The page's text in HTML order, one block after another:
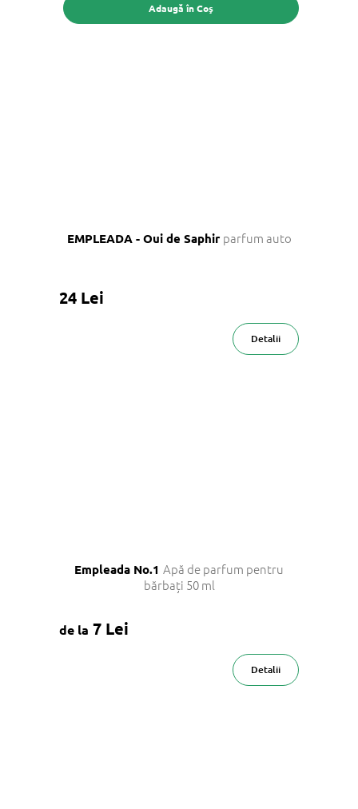
Adaugă în Coş
EMPLEADA - Oui de Saphir parfum auto
24 Lei
Detalii
Empleada No.1 Apă de parfum pentru
bărbați 50 ml
de la 7 Lei
Detalii